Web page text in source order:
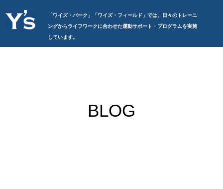
「ワイズ・パーク」「ワイズ・フィールド」では、日々のトレーニ
ングからライフワークに合わせた運動サポート・プログラムを実施
しています。
BLOG